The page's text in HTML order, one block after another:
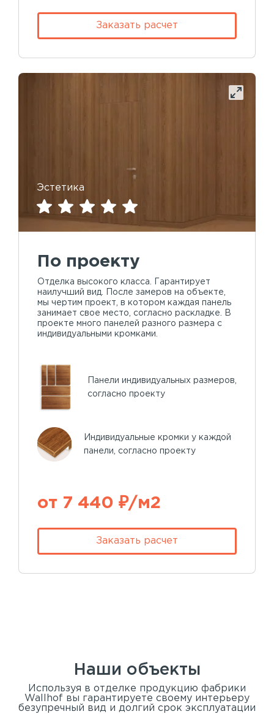
Заказать расчет
Эстетика
По проекту
Отделка высокого класса. Гарантирует
наилучший вид. После замеров на объекте,
мы чертим проект, в котором каждая панель
занимает свое место, согласно раскладке. В
проекте много панелей разного размера с
индивидуальными кромками.
Панели индивидуальных размеров,
согласно проекту
Индивидуальные кромки у каждой
панели, согласно проекту
от 7 440 ₽/м2
Заказать расчет
Наши объекты
Используя в отделке продукцию фабрики
Wallhof вы гарантируете своему интерьеру
безупречный вид и долгий срок эксплуатации